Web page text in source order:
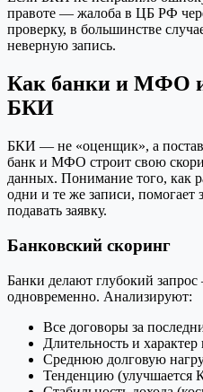
правоте — жалоба в ЦБ РФ
проверку, в большинстве
неверную запись.
Как банки и МФО
БКИ
БКИ — не «оценщик», а
банк и МФО строит свою
данных. Понимание того, как
одни и те же записи, помогает
подавать заявку.
Банковский скоринг
Банки делают глубокий
одновременно. Анализируют:
Все договоры за
Длительность и характер
Среднюю долговую
Тенденцию (улучшается